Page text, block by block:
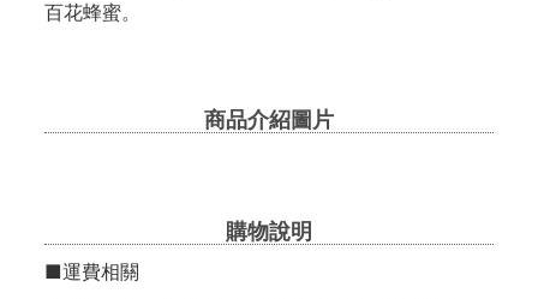
百花蜂蜜。
商品介紹圖片
購物說明
■運費相關